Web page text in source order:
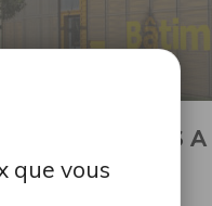
que vous
OUVERTES
MORBIHAN